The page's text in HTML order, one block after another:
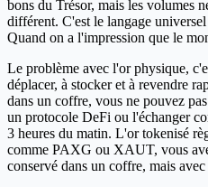
bons du Trésor, mais les volumes
différent. C'est le langage
Quand on a l'impression que le
Le problème avec l'or physique,
déplacer, à stocker et à revendre
dans un coffre, vous ne pouvez
un protocole DeFi ou l'échanger
3 heures du matin. L'or tokenisé
comme PAXG ou XAUT, vous
conservé dans un coffre, mais